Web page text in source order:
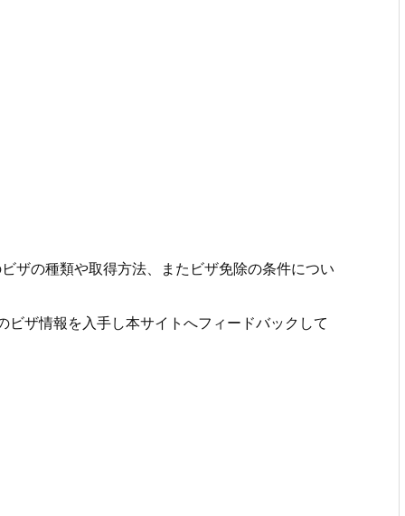
ザの種類や取得方法、またビザ免除の条件につい
ザ情報を入手し本サイトへフィードバックして